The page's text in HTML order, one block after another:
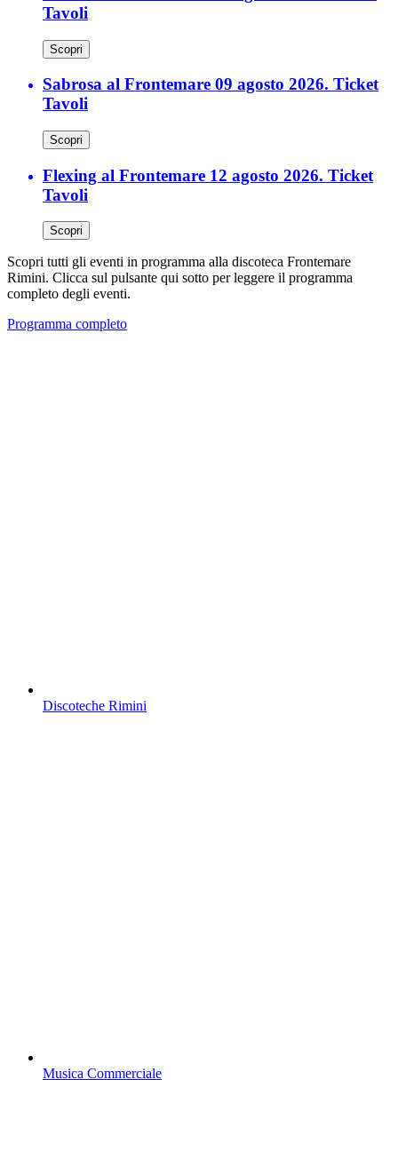
Tavoli
Scopri
Sabrosa al Frontemare 09 agosto 2026. Ticket
Tavoli
Scopri
Flexing al Frontemare 12 agosto 2026. Ticket
Tavoli
Scopri
Scopri tutti gli eventi in programma alla discoteca Frontemare
Rimini. Clicca sul pulsante qui sotto per leggere il programma
completo degli eventi.
Programma completo
Discoteche Rimini
Musica Commerciale